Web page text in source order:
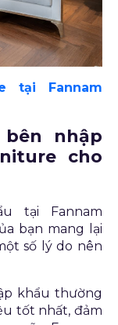
tại Fannam
nhập
cho
tại Fannam
bạn mang lại
số lý do nên
khẩu thường
tốt nhất, đảm